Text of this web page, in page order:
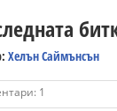
Хелън Саймънсън
1